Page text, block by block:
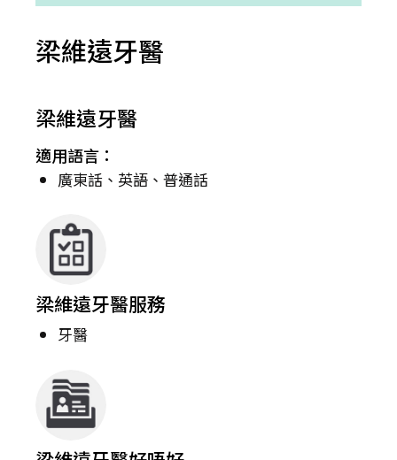
梁維遠牙醫
梁維遠牙醫
適用語言：
廣東話、英語、普通話
梁維遠牙醫服務
牙醫